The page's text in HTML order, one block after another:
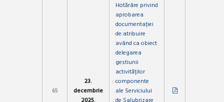
65
23.
decembrie
Hotărâre privind
aprobarea
documentației
de atribuire
având ca obiect
delegarea
gestiunii
activităților
componente
ale Serviciului